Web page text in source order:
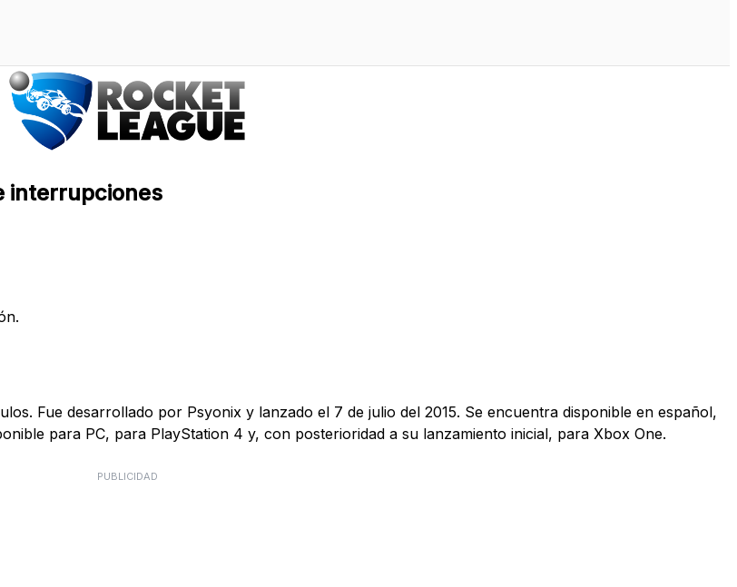
interrupciones
Fue desarrollado por Psyonix y lanzado el 7 de julio del 2015. Se encuentra disponible en español,
para PC, para PlayStation 4 y, con posterioridad a su lanzamiento inicial, para Xbox One.
PUBLICIDAD